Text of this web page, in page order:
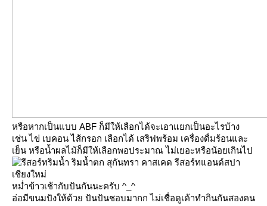
หรือหากเป็นแบบ ABF ก็มีให้เลือกได้จะเอาแยกเป็นอะไรบ้าง
เช่น ไข่ เบคอน ไส้กรอก เลือกได้ เสริฟพร้อม เครื่องดื่มร้อนและ
เย็น หรือน้ำผลไม้ก็มีให้เลือกพอประมาณ ไม่เยอะหรือน้อยเกินไป
หม่ำข้าวเช้ากับปันกันนะครับ ^_^
อ่อมีขนมปังให้ด้วย ปันปันชอบมากก ไม่เชื่อดูเค้าทำกินกันสองคน